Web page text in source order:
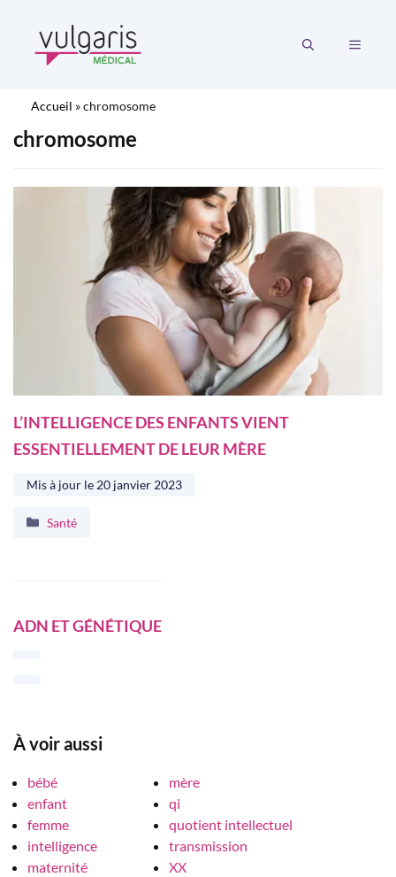
contenu
MENU
Accueil »chromosome
chromosome
L’INTELLIGENCE DES ENFANTS VIENT
ESSENTIELLEMENT DE LEUR MÈRE
Mis à jour le 20 janvier 2023
Catégories
Santé
ADN ET GÉNÉTIQUE
À voir aussi
bébé
enfant
femme
intelligence
maternité
mère
qi
quotient intellectuel
transmission
XX